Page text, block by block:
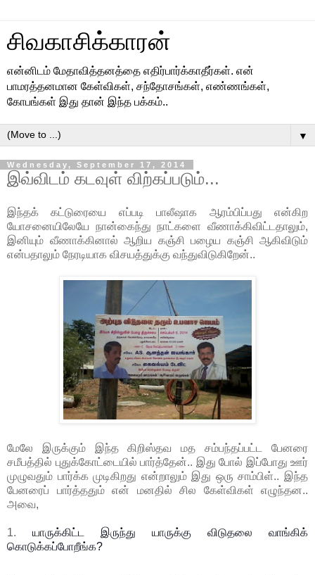
சிவகாசிக்காரன்
என்னிடம் மேதாவித்தனத்தை எதிர்பார்க்காதீர்கள். என்
பாமரத்தனமான கேள்விகள், சந்தோசங்கள், எண்ணங்கள்,
கோபங்கள் இது தான் இந்த பக்கம்..
▼
Wednesday, September 17, 2014
இவ்விடம் கடவுள் விற்கப்படும்...
இந்தக் கட்டுரையை எப்படி பாலீஷாக ஆரம்பிப்பது என்கிற
யோசனையிலேயே நான்கைந்து நாட்களை வீணாக்கிவிட்டதாலும்,
இனியும் வீணாக்கினால் ஆறிய கஞ்சி பழைய கஞ்சி ஆகிவிடும்
என்பதாலும் நேரடியாக விசயத்துக்கு வந்துவிடுகிறேன்..
மேலே இருக்கும் இந்த கிறிஸ்தவ மத சம்பந்தப்பட்ட பேனரை
சமீபத்தில் புதுக்கோட்டையில் பார்த்தேன்.. இது போல் இப்போது ஊர்
முழுவதும் பார்க்க முடிகிறது என்றாலும் இது ஒரு சாம்பிள்.. இந்த
பேனரைப் பார்த்ததும் என் மனதில் சில கேள்விகள் எழுந்தன..
அவை,
1. யாருக்கிட்ட இருந்து யாருக்கு விடுதலை வாங்கிக்
கொடுக்கப்போறீங்க?